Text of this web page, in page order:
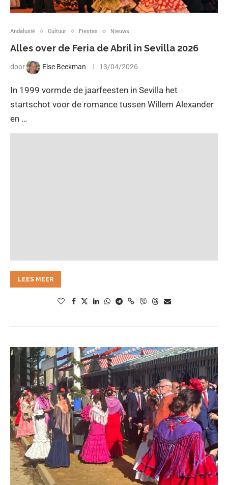
Andalusië Cultuur Fiestas Nieuws
Alles over de Feria de Abril in Sevilla 2026
door Else Beekman 13/04/2026
In 1999 vormde de jaarfeesten in Sevilla het
startschot voor de romance tussen Willem Alexander
en …
LEES MEER